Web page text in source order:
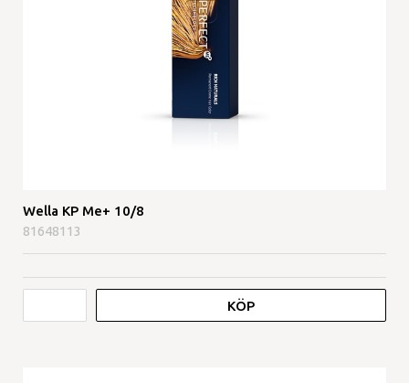
Wella KP Me+ 10/8
81648113
KÖP